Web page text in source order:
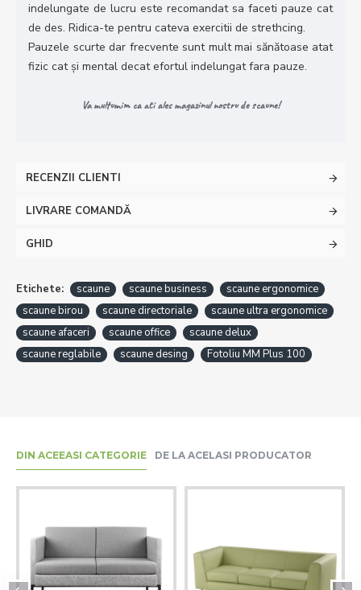
indelungate de lucru este recomandat sa faceti pauze cat
de des. Ridica-te pentru cateva exercitii de strethcing.
Pauzele scurte dar frecvente sunt mult mai sănătoase atat
fizic cat şi mental decat efortul indelungat fara pauze.
Va multumim ca ati ales magazinul nostru de scaune!
RECENZII CLIENTI
LIVRARE COMANDĂ
GHID
Etichete: scaune scaune business
scaune ergonomice
scaune birou
scaune directoriale
scaune ultra ergonomice
scaune afaceri
scaune office
scaune delux
scaune reglabile
scaune desing Fotoliu MM Plus 100
DIN ACEEASI CATEGORIE DE LA ACELASI PRODUCATOR